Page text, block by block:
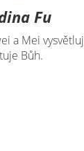
Fu
a Mei
Bůh.